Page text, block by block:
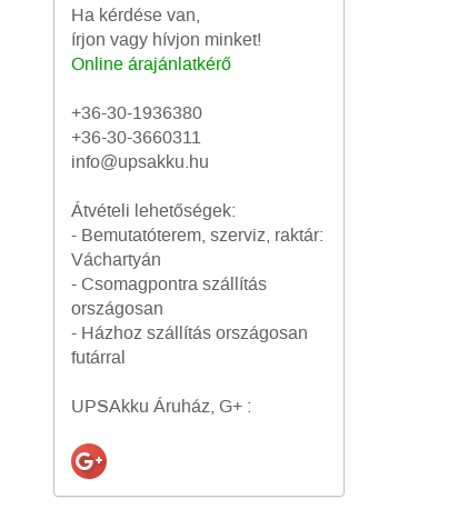
Ha kérdése van,
írjon vagy hívjon minket!
Online árajánlatkérő
+36-30-1936380
+36-30-3660311
info@upsakku.hu
Átvételi lehetőségek:
- Bemutatóterem, szerviz, raktár:
Váchartyán
- Csomagpontra szállítás
országosan
- Házhoz szállítás országosan
futárral
UPSAkku Áruház, G+ :